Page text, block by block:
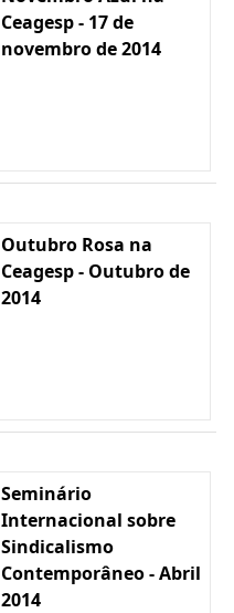
Ceagesp - 17 de
novembro de 2014
Outubro Rosa na
Ceagesp - Outubro de
2014
Seminário
Internacional sobre
Sindicalismo
Contemporâneo - Abril
2014